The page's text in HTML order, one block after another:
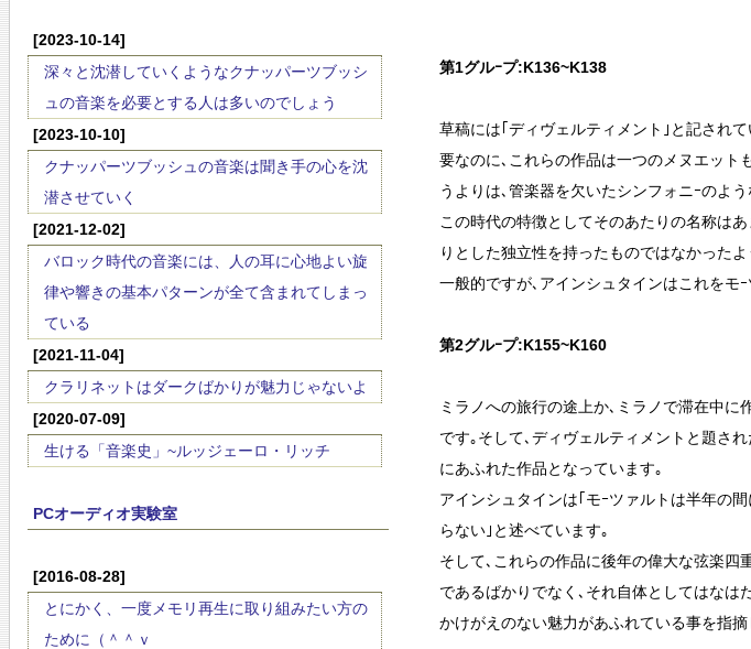
[2023-10-14]
深々と沈潜していくようなクナッパーツブッシ
ュの音楽を必要とする人は多いのでしょう
[2023-10-10]
クナッパーツブッシュの音楽は聞き手の心を沈
潜させていく
[2021-12-02]
バロック時代の音楽には、人の耳に心地よい旋
律や響きの基本パターンが全て含まれてしまっ
ている
[2021-11-04]
クラリネットはダークばかりが魅力じゃないよ
[2020-07-09]
生ける「音楽史」~ルッジェーロ・リッチ
PCオーディオ実験室
[2016-08-28]
とにかく、一度メモリ再生に取り組みたい方の
ために（＾＾ｖ
第1グルｰプ:K136~K138
草稿には｢ディヴェルティメント｣と記され
要なのに､これらの作品は一つのメヌエット
うよりは､管楽器を欠いたシンフォニｰのよ
この時代の特徴としてそのあたりの名称は
りとした独立性を持ったものではなかった
一般的ですが､アインシュタインはこれをモ
第2グルｰプ:K155~K160
ミラノへの旅行の途上か､ミラノで滞在中
です｡そして､ディヴェルティメントと題さ
にあふれた作品となっています｡
アインシュタインは｢モｰツァルトは半年の
らない｣と述べています｡
そして､これらの作品に後年の偉大な弦楽四
であるばかりでなく､それ自体としてはなは
かけがえのない魅力があふれている事を指摘